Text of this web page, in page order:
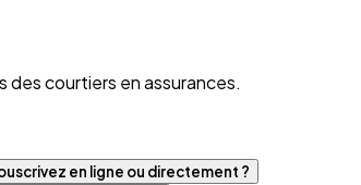
des courtiers en assurances.
en ligne ou directement ?